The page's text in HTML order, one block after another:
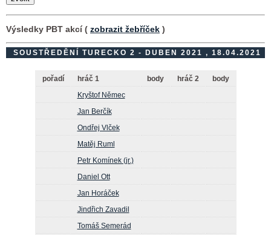
Výsledky PBT akcí ( zobrazit žebříček )
SOUSTŘEDĚNÍ TURECKO 2 - DUBEN 2021 , 18.04.2021
pořadí hráč 1 body hráč 2
body
Kryštof Němec
Jan Berčík
Ondřej Vlček
Matěj Ruml
Petr Komínek (jr.)
Daniel Ott
Jan Horáček
Jindřich Zavadil
Tomáš Semerád